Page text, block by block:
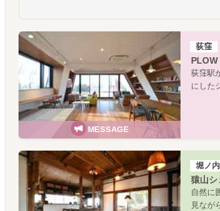
MESSAGE
荻窪
PLOW
荻窪駅
にした
堀ノ内
猿山シ
自然に
見なが